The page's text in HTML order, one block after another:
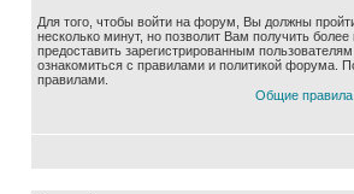
Для того, чтобы войти на форум, Вы должны
несколько минут, но позволит Вам получить
предоставить зарегистрированным
ознакомиться с правилами и политикой форума.
правилами.
Общие правила